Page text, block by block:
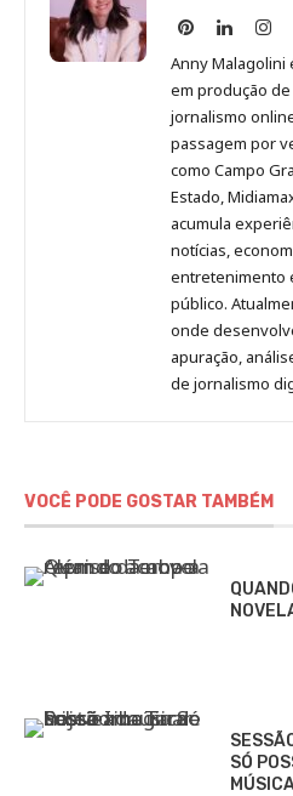
Anny
Malagolini
no
Pinterest
Anny
no
no
Anny Malagolini
em produção
jornalismo
passagem por
como Campo
Estado,
acumula
notícias,
entretenimento
público.
onde
apuração,
de jornalismo
VOCÊ PODE GOSTAR TAMBÉM
SÓ